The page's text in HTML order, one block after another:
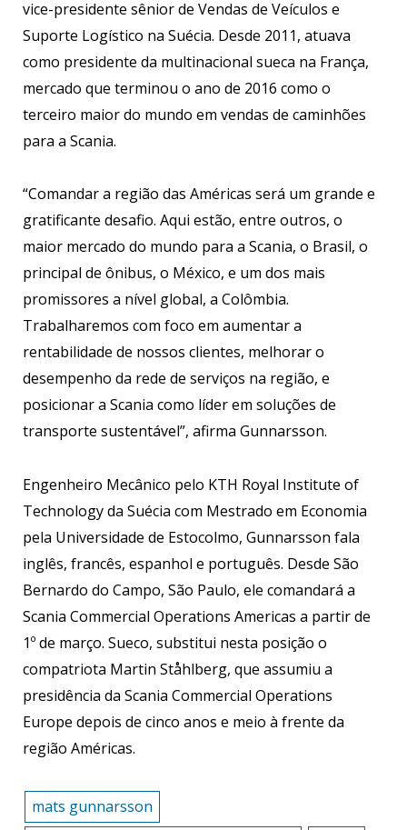
vice-presidente sênior de Vendas de Veículos e
Suporte Logístico na Suécia. Desde 2011, atuava
como presidente da multinacional sueca na França,
mercado que terminou o ano de 2016 como o
terceiro maior do mundo em vendas de caminhões
para a Scania.
“Comandar a região das Américas será um grande e
gratificante desafio. Aqui estão, entre outros, o
maior mercado do mundo para a Scania, o Brasil, o
principal de ônibus, o México, e um dos mais
promissores a nível global, a Colômbia.
Trabalharemos com foco em aumentar a
rentabilidade de nossos clientes, melhorar o
desempenho da rede de serviços na região, e
posicionar a Scania como líder em soluções de
transporte sustentável”, afirma Gunnarsson.
Engenheiro Mecânico pelo KTH Royal Institute of
Technology da Suécia com Mestrado em Economia
pela Universidade de Estocolmo, Gunnarsson fala
inglês, francês, espanhol e português. Desde São
Bernardo do Campo, São Paulo, ele comandará a
Scania Commercial Operations Americas a partir de
1º de março. Sueco, substitui nesta posição o
compatriota Martin Ståhlberg, que assumiu a
presidência da Scania Commercial Operations
Europe depois de cinco anos e meio à frente da
região Américas.
mats gunnarsson